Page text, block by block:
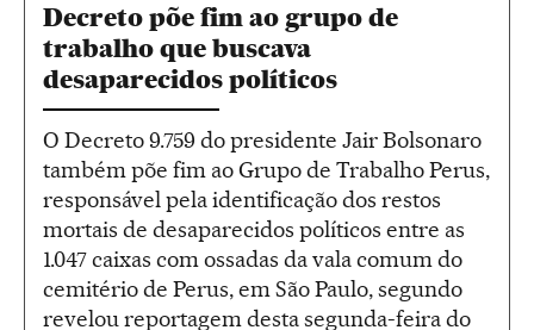
Decreto põe fim ao grupo de
trabalho que buscava
desaparecidos políticos
O Decreto 9.759 do presidente Jair Bolsonaro
também põe fim ao Grupo de Trabalho Perus,
responsável pela identificação dos restos
mortais de desaparecidos políticos entre as
1.047 caixas com ossadas da vala comum do
cemitério de Perus, em São Paulo, segundo
revelou reportagem desta segunda-feira do